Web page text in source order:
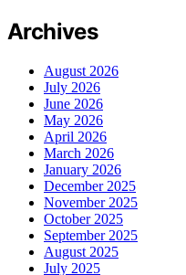
Archives
August 2026
July 2026
June 2026
May 2026
April 2026
March 2026
January 2026
December 2025
November 2025
October 2025
September 2025
August 2025
July 2025